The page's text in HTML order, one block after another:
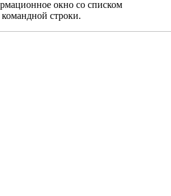
окно со списком
строки.